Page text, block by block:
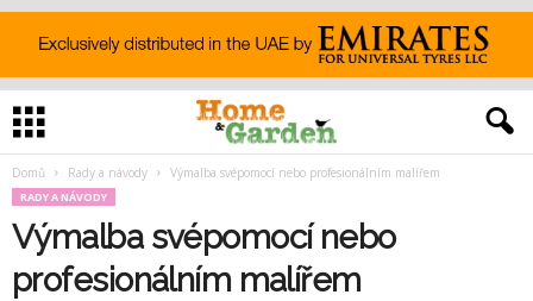
Domů Rady a návody Výmalba svépomocí nebo profesionálním malířem
RADY A NÁVODY
Výmalba svépomocí nebo
profesionálním malířem